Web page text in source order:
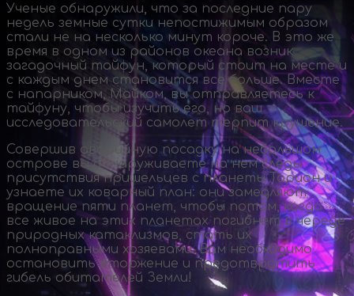
Ученые обнаружили, что за последние пару
недель земные сутки непостижимым образом
стали не на несколько минут короче. В это же
время в одном из районов океана возник
загадочный тайфун, который стоит на месте и
с каждым днем становится все больше. Вместе
с напарником, Майком, вы отправляетесь к
тайфуну, чтобы изучить его, но ваш
исследовательский самолет терпит крушение.
Совершив аварийную посадку на небольшом
острове вы обнаруживаете на нем следы
присутствия пришельцев с планеты Торион и
узнаете их коварный план: они замедляют
вращение пяти планет, чтобы потом, когда
все живое на этих планетах погибнет в череде
природных катаклизмов, стать их
полноправными хозяевами. Вам необходимо
остановить вторжение и предотвратить
гибель обитателей Земли!